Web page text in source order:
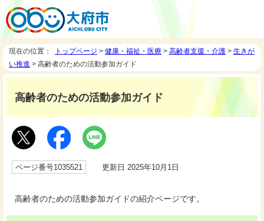
現在の位置： トップページ > 健康・福祉・医療 > 高齢者支援・介護 > 生きが
い推進 > 高齢者のための活動参加ガイド
高齢者のための活動参加ガイド
ページ番号1035521 更新日 2025年10月1日
高齢者のための活動参加ガイドの紹介ページです。